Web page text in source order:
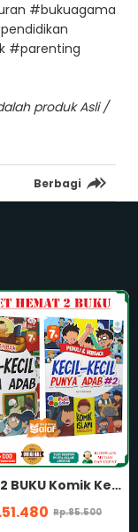
#bukuagama
#parenting
produk Asli /
Berbagi
Komik Kecil-Kecil Punya Adab Jilid 1 FACELESS FULL COLOR Usia 7 Tahun Plus Komik Adab Anak Islami Belajar Baik Akhlak Karya Arya Rahmadi Penerbit Pustaka Quran Sunnah
Rp.39.000